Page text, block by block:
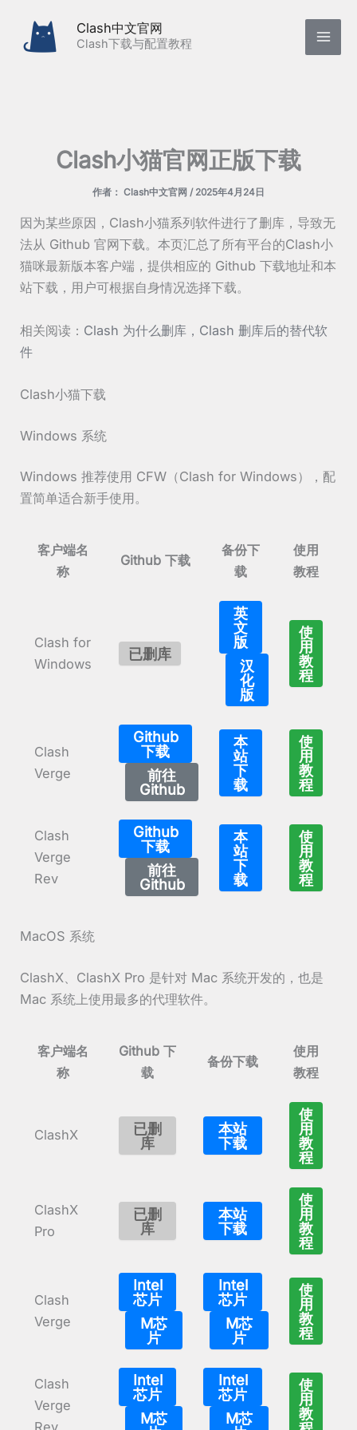
Clash中文官网
Clash下载与配置教程
Clash小猫官网正版下载
作者： Clash中文官网 / 2025年4月24日
因为某些原因，Clash小猫系列软件进行了删库，导致无
法从 Github 官网下载。本页汇总了所有平台的Clash小
猫咪最新版本客户端，提供相应的 Github 下载地址和本
站下载，用户可根据自身情况选择下载。
相关阅读： Clash 为什么删库，Clash 删库后的替代软
件
Clash小猫下载
Windows 系统
Windows 推荐使用 CFW（Clash for Windows），配
置简单适合新手使用。
客户端名
称
Github 下载
备份下
载
使用
教程
Clash for
Windows
已删库
英
文
版
汉
化
版
使
用
教
程
Clash
Verge
Github
下载
前往
Github
本
站
下
载
使
用
教
程
Clash
Verge
Rev
Github
下载
前往
Github
本
站
下
载
使
用
教
程
MacOS 系统
ClashX、ClashX Pro 是针对 Mac 系统开发的，也是
Mac 系统上使用最多的代理软件。
客户端名
称
Github 下
载
备份下载
使用
教程
ClashX
已删
库
本站
下载
使
用
教
程
ClashX
Pro
已删
库
本站
下载
使
用
教
程
Clash
Verge
Intel
芯片
M芯
片
Intel
芯片
M芯
片
使
用
教
程
Clash
Verge
Rev
Intel
芯片
M芯
Intel
芯片
M芯
使
用
教